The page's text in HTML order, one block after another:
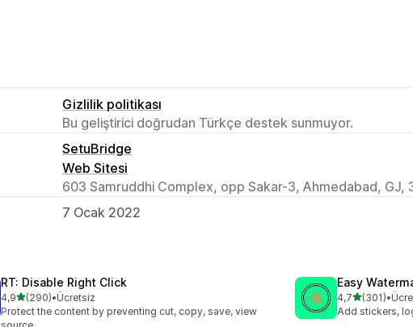
Gizlilik politikası
Bu geliştirici doğrudan Türkçe destek sunmuyor.
SetuBridge
Web Sitesi
603 Samruddhi Complex, opp Sakar-3, Ahmedabad, GJ,
7 Ocak 2022
RT: Disable Right Click
4,95 yıldız üzerinden
(290)
toplam 290 değerlendirme
•Ücretsiz
Protect the content by preventing cut, copy, save, view
Easy
4,75 yıldız
(301)
toplam 301•
Add stickers,